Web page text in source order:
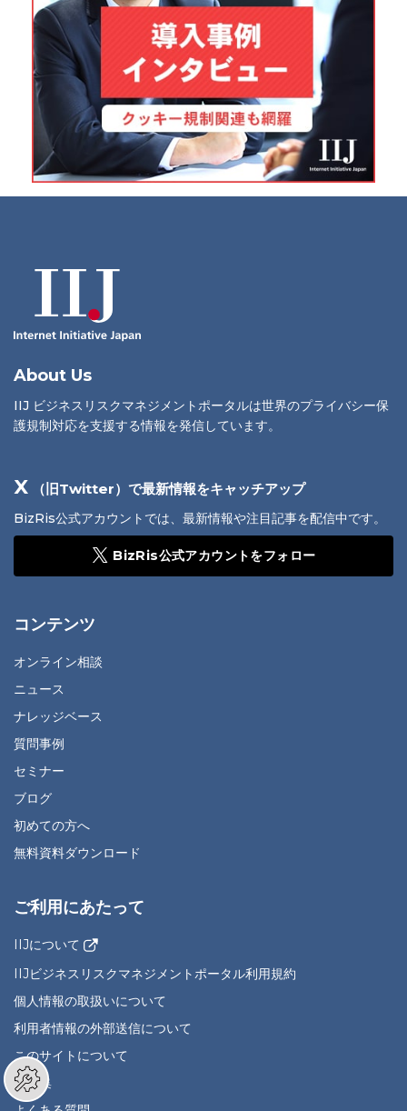
About Us
IIJ ビジネスリスクマネジメントポータルは世界のプライバシー保
護規制対応を支援する情報を発信しています。
X （旧Twitter）で最新情報をキャッチアップ
BizRis公式アカウントでは、最新情報や注目記事を配信中です。
BizRis公式アカウントをフォロー
コンテンツ
オンライン相談
ニュース
ナレッジベース
質問事例
セミナー
ブログ
初めての方へ
無料資料ダウンロード
ご利用にあたって
IIJについて
IIJビジネスリスクマネジメントポータル利用規約
個人情報の取扱いについて
利用者情報の外部送信について
このサイトについて
用語集